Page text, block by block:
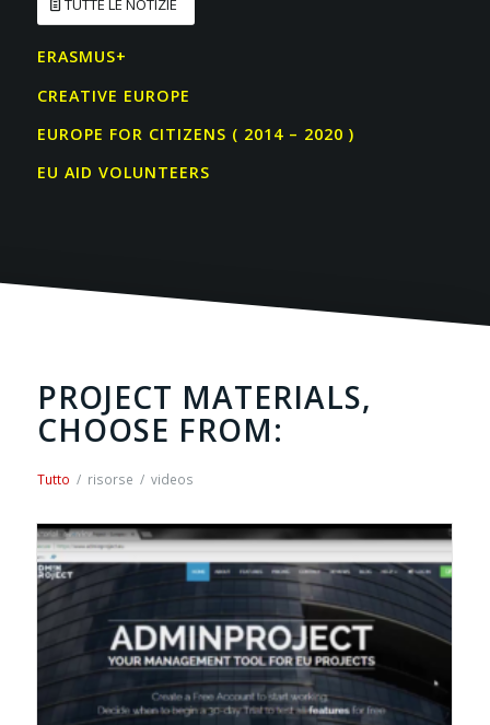
TUTTE LE NOTIZIE
ERASMUS+
CREATIVE EUROPE
EUROPE FOR CITIZENS ( 2014 – 2020 )
EU AID VOLUNTEERS
PROJECT MATERIALS,
CHOOSE FROM:
Tutto / risorse / videos